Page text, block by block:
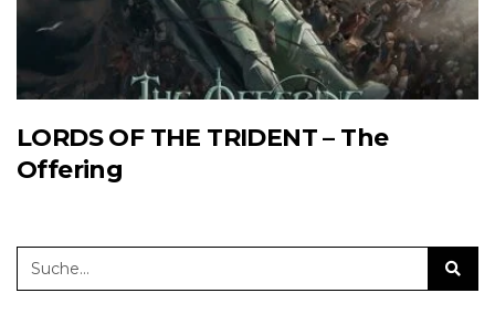
LORDS OF THE TRIDENT – The
Offering